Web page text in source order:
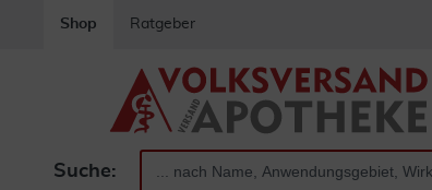
Shop Ratgeber
Suche: